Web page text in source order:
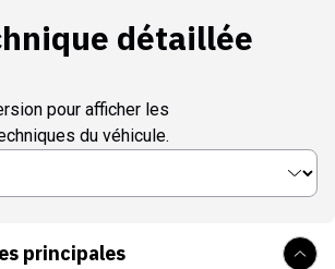
détaillée
pour afficher les
du véhicule.
principales